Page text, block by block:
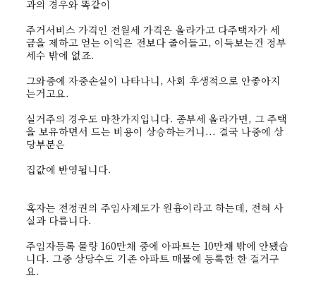
과의 경우와 똑같이
주거서비스 가격인 전월세 가격은 올라가고 다주택자가 세
금을 제하고 얻는 이익은 전보다 줄어들고, 이득보는건 정부
세수 밖에 없죠.
그와중에 자중손실이 나타나니, 사회 후생적으로 안좋아지
는거고요.
실거주의 경우도 마찬가지입니다. 종부세 올라가면, 그 주택
을 보유하면서 드는 비용이 상승하는거니... 결국 나중에 상
당부분은
집값에 반영됩니다.
혹자는 전정권의 주임사제도가 원흉이라고 하는데, 전혀 사
실과 다릅니다.
주임자등록 물량 160만채 중에 아파트는 10만채 밖에 안됐습
니다. 그중 상당수도 기존 아파트 매물에 등록한 한 걸거구
요.